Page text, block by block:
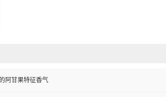
阿甘果特征香气